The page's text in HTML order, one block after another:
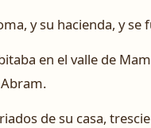
y su hacienda, y se
en el valle de
de su casa,